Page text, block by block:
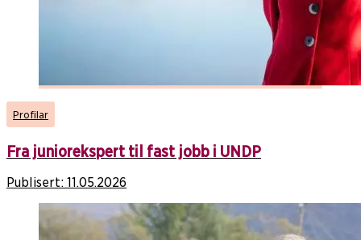
Profilar
Fra juniorekspert til fast jobb i UNDP
Publisert: 11.05.2026